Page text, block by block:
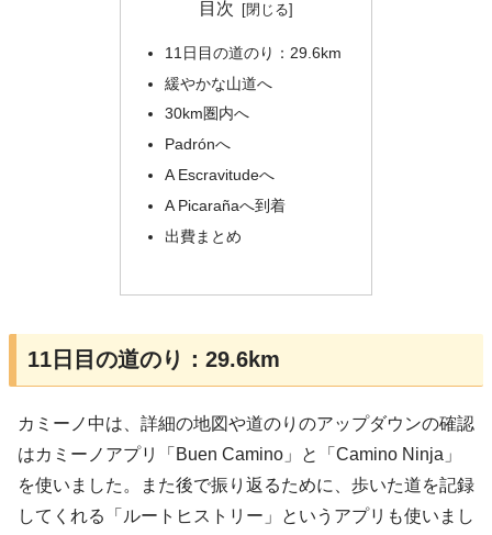
目次
11日目の道のり：29.6km
緩やかな山道へ
30km圏内へ
Padrónへ
A Escravitudeへ
A Picarañaへ到着
出費まとめ
11日目の道のり：29.6km
カミーノ中は、詳細の地図や道のりのアップダウンの確認
はカミーノアプリ「Buen Camino」と「Camino Ninja」
を使いました。また後で振り返るために、歩いた道を記録
してくれる「ルートヒストリー」というアプリも使いまし